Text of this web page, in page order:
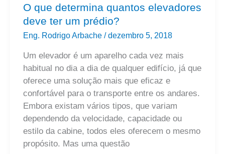
O que determina quantos elevadores
deve ter um prédio?
Eng. Rodrigo Arbache /dezembro 5, 2018
Um elevador é um aparelho cada vez mais
habitual no dia a dia de qualquer edifício, já que
oferece uma solução mais que eficaz e
confortável para o transporte entre os andares.
Embora existam vários tipos, que variam
dependendo da velocidade, capacidade ou
estilo da cabine, todos eles oferecem o mesmo
propósito. Mas uma questão